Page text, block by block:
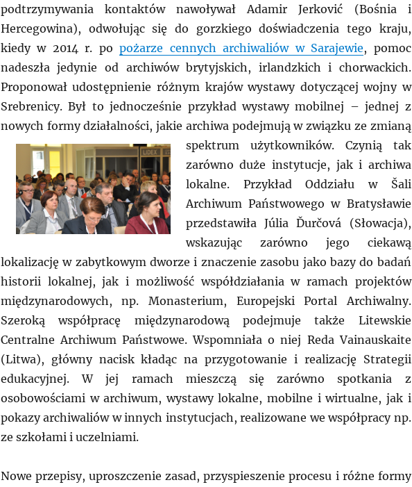
podtrzymywania kontaktów nawoływał Adamir Jerković (Bośnia i
Hercegowina), odwołując się do gorzkiego doświadczenia tego kraju,
kiedy w 2014 r. popożarze cennych archiwaliów w Sarajewie, pomoc
nadeszła jedynie od archiwów brytyjskich, irlandzkich i chorwackich.
Proponował udostępnienie różnym krajów wystawy dotyczącej wojny w
Srebrenicy. Był to jednocześnie przykład wystawy mobilnej – jednej z
nowych formy działalności, jakie archiwa podejmują w związku ze zmianą
spektrum użytkowników. Czynią tak
zarówno duże instytucje, jak i archiwa
lokalne. Przykład Oddziału w Šali
Archiwum Państwowego w Bratysławie
przedstawiła Júlia Ďurčová (Słowacja),
wskazując zarówno jego ciekawą
lokalizację w zabytkowym dworze i znaczenie zasobu jako bazy do badań
historii lokalnej, jak i możliwość współdziałania w ramach projektów
międzynarodowych, np. Monasterium, Europejski Portal Archiwalny.
Szeroką współpracę międzynarodową podejmuje także Litewskie
Centralne Archiwum Państwowe. Wspomniała o niej Reda Vainauskaite
(Litwa), główny nacisk kładąc na przygotowanie i realizację Strategii
edukacyjnej. W jej ramach mieszczą się zarówno spotkania z
osobowościami w archiwum, wystawy lokalne, mobilne i wirtualne, jak i
pokazy archiwaliów w innych instytucjach, realizowane we współpracy np.
ze szkołami i uczelniami.
Nowe przepisy, uproszczenie zasad, przyspieszenie procesu i różne formy